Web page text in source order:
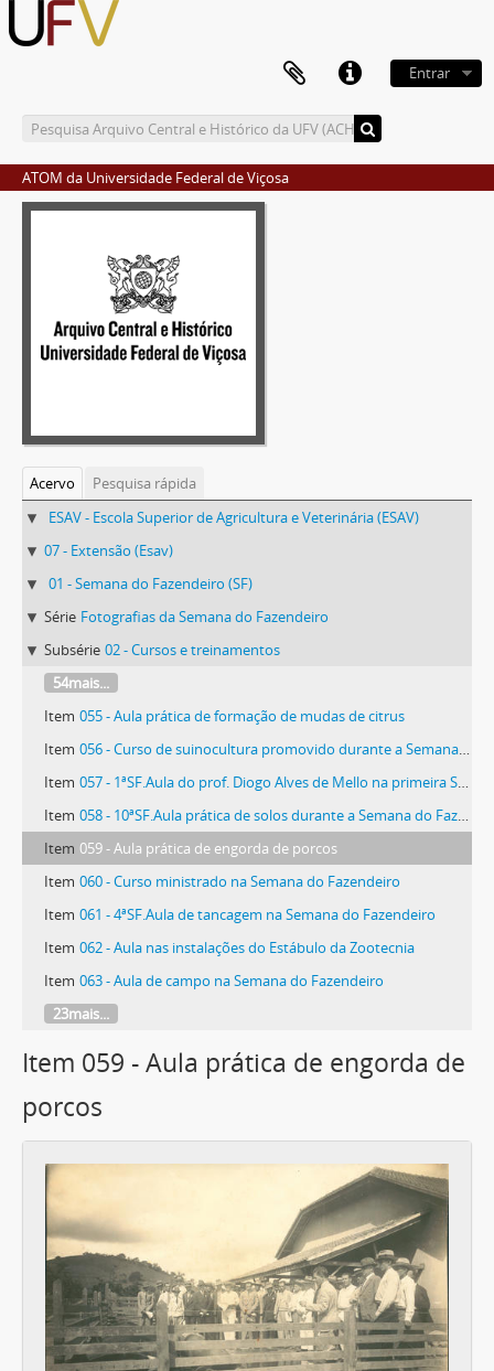
Entrar
ATOM da Universidade Federal de Viçosa
Acervo
Pesquisa rápida
ESAV - Escola Superior de Agricultura e Veterinária (ESAV)
07 - Extensão (Esav)
01 - Semana do Fazendeiro (SF)
Série Fotografias da Semana do Fazendeiro
Subsérie 02 - Cursos e treinamentos
54mais...
Item 055 - Aula prática de formação de mudas de citrus
Item 056 - Curso de suinocultura promovido durante a Semana do Fazendeiro
Item 057 - 1ªSF.Aula do prof. Diogo Alves de Mello na primeira Semana do Fazendeiro
Item 058 - 10ªSF.Aula prática de solos durante a Semana do Fazendeiro
Item 059 - Aula prática de engorda de porcos
Item 060 - Curso ministrado na Semana do Fazendeiro
Item 061 - 4ªSF.Aula de tancagem na Semana do Fazendeiro
Item 062 - Aula nas instalações do Estábulo da Zootecnia
Item 063 - Aula de campo na Semana do Fazendeiro
23mais...
Item 059 - Aula prática de engorda de
porcos